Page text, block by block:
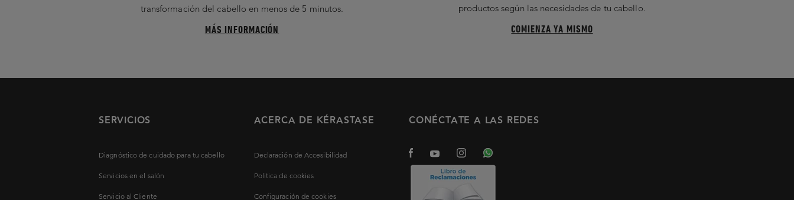
transformación del cabello en menos de 5 minutos.
MÁS INFORMACIÓN
productos según las necesidades de tu cabello.
COMIENZA YA MISMO
SERVICIOS
Diagnóstico de cuidado para tu cabello
Servicios en el salón
Servicio al Cliente
ACERCA DE KÉRASTASE
Declaración de Accesibilidad
Politica de cookies
Configuración de cookies
CONÉCTATE A LAS REDES